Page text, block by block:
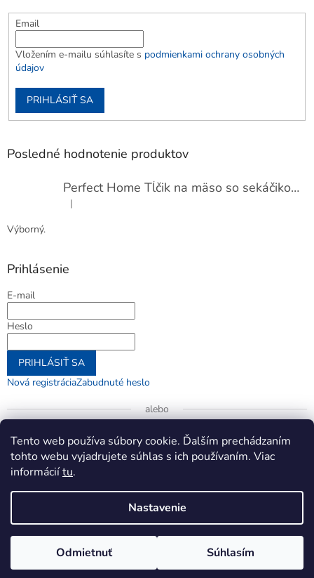
Tento web používa súbory cookie. Ďalším prechádzaním
tohto webu vyjadrujete súhlas s ich používaním. Viac
informáciítu.
Nastavenie
Odmietnuť Súhlasím
Email
Vložením e-mailu súhlasíte s podmienkami ochrany osobných
údajov
PRIHLÁSIŤ SA
Posledné hodnotenie produktov
Perfect Home Tĺčik na mäso so sekáčikom, 56893
Hodnotenie produktu je 5 z 5 hviezdičiek.
|
Výborný.
Prihlásenie
E-mail
Heslo
PRIHLÁSIŤ SA
Nová registráciaZabudnuté heslo
alebo
Prihlásiť sa cez Google
. Všetky práva vyhradené.